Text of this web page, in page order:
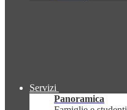
Servizi
Panoramica